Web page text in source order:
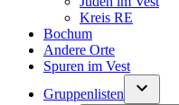
Kreis RE
Bochum
Andere Orte
Spuren im Vest
Gruppenlisten